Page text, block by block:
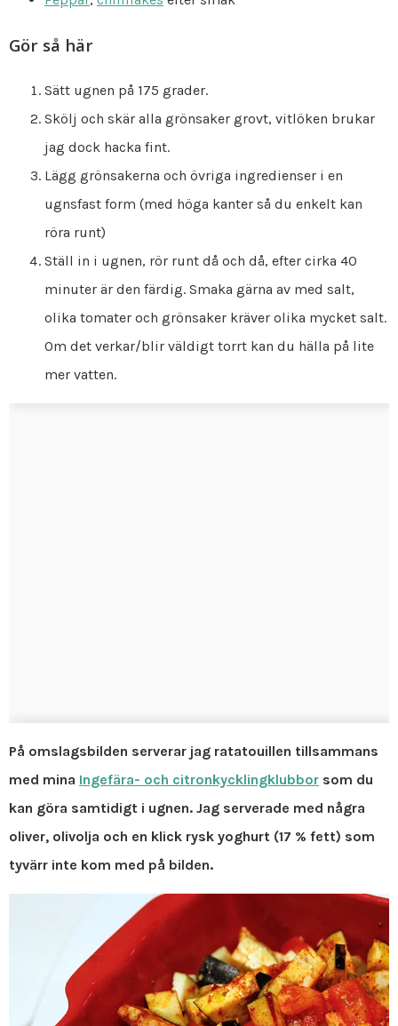
Gör så här
Sätt ugnen på 175 grader.
Skölj och skär alla grönsaker grovt, vitlöken brukar
jag dock hacka fint.
Lägg grönsakerna och övriga ingredienser i en
ugnsfast form (med höga kanter så du enkelt kan
röra runt)
Ställ in i ugnen, rör runt då och då, efter cirka 40
minuter är den färdig. Smaka gärna av med salt,
olika tomater och grönsaker kräver olika mycket salt.
Om det verkar/blir väldigt torrt kan du hälla på lite
mer vatten.
På omslagsbilden serverar jag ratatouillen tillsammans
med mina Ingefära- och citronkycklingklubbor som du
kan göra samtidigt i ugnen. Jag serverade med några
oliver, olivolja och en klick rysk yoghurt (17 % fett) som
tyvärr inte kom med på bilden.